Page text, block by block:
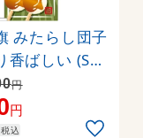
みたらし団子
香ばしい (SN
円
円
税込